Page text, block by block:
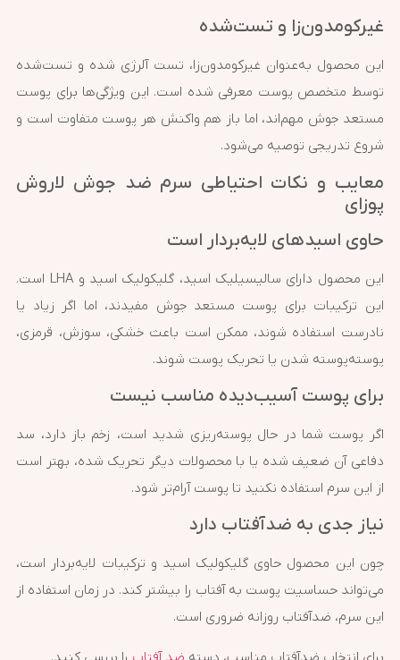
غیرکومدون‌زا و تست‌شده
این محصول به‌عنوان غیرکومدون‌زا، تست آلرژی شده و تست‌شده
توسط متخصص پوست معرفی شده است. این ویژگی‌ها برای پوست
مستعد جوش مهم‌اند، اما باز هم واکنش هر پوست متفاوت است و
شروع تدریجی توصیه می‌شود.
معایب و نکات احتیاطی سرم ضد جوش لاروش
پوزای
حاوی اسیدهای لایه‌بردار است
این محصول دارای سالیسیلیک اسید، گلیکولیک اسید و LHA است.
این ترکیبات برای پوست مستعد جوش مفیدند، اما اگر زیاد یا
نادرست استفاده شوند، ممکن است باعث خشکی، سوزش، قرمزی،
پوسته‌پوسته شدن یا تحریک پوست شوند.
برای پوست آسیب‌دیده مناسب نیست
اگر پوست شما در حال پوسته‌ریزی شدید است، زخم باز دارد، سد
دفاعی آن ضعیف شده یا با محصولات دیگر تحریک شده، بهتر است
از این سرم استفاده نکنید تا پوست آرام‌تر شود.
نیاز جدی به ضدآفتاب دارد
چون این محصول حاوی گلیکولیک اسید و ترکیبات لایه‌بردار است،
می‌تواند حساسیت پوست به آفتاب را بیشتر کند. در زمان استفاده از
این سرم، ضدآفتاب روزانه ضروری است.